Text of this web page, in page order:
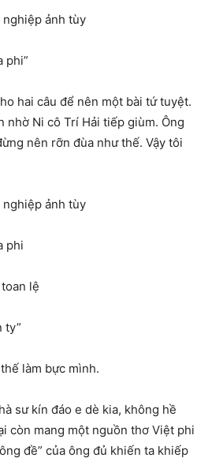
nghiệp ảnh tùy
phi”
hai câu để nên một bài tứ tuyệt.
nhờ Ni cô Trí Hải tiếp giùm. Ông
nên rỡn đùa như thế. Vậy tôi
nghiệp ảnh tùy
phi
lệ
ty”
làm bực mình.
sư kín đáo e dè kia, không hề
còn mang một nguồn thơ Việt phi
đề” của ông đủ khiến ta khiếp